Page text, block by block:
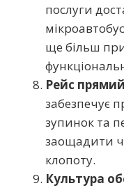
послуги
ще більш
Рейс
забезпечує
зупинок та
заощадити
клопоту.
Культура